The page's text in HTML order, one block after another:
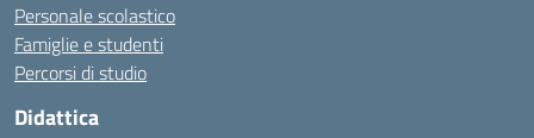
Personale scolastico
Famiglie e studenti
Percorsi di studio
Didattica